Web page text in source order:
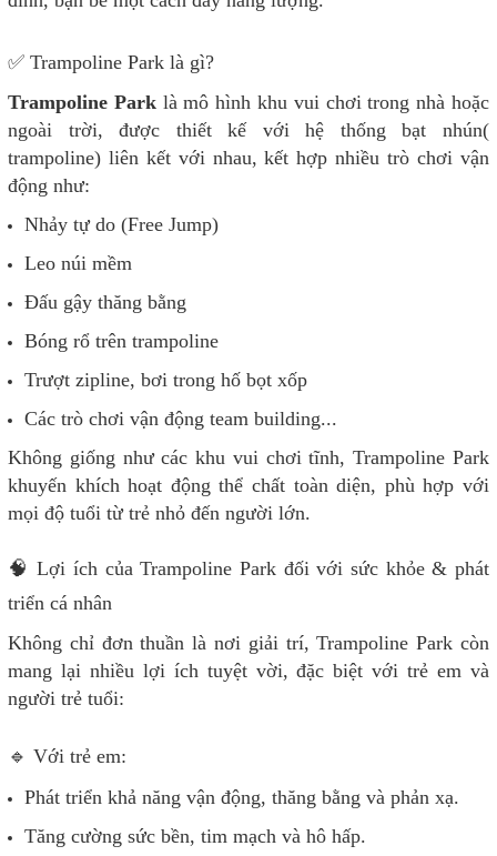
✅ Trampoline Park là gì?
Trampoline Parklà mô hình khu vui chơi trong nhà hoặc
ngoài trời, được thiết kế với hệ thống bạt nhún(
trampoline) liên kết với nhau, kết hợp nhiều trò chơi vận
động như:
Nhảy tự do (Free Jump)
Leo núi mềm
Đấu gậy thăng bằng
Bóng rổ trên trampoline
Trượt zipline, bơi trong hố bọt xốp
Các trò chơi vận động team building...
Không giống như các khu vui chơi tĩnh, Trampoline Park
khuyến khích hoạt động thể chất toàn diện, phù hợp với
mọi độ tuổi từ trẻ nhỏ đến người lớn.
🧠 Lợi ích của Trampoline Park đối với sức khỏe & phát
triển cá nhân
Không chỉ đơn thuần là nơi giải trí, Trampoline Park còn
mang lại nhiều lợi ích tuyệt vời, đặc biệt với trẻ em và
người trẻ tuổi:
🔹 Với trẻ em:
Phát triển khả năng vận động, thăng bằng và phản xạ.
Tăng cường sức bền, tim mạch và hô hấp.